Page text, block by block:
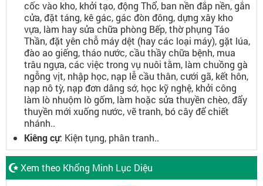
cốc vào kho, khởi tạo, động Thổ, ban nền đắp nền, gắn
cửa, đặt táng, kê gác, gác đòn đông, dựng xây kho
vựa, làm hay sửa chữa phòng Bếp, thờ phụng Táo
Thần, đặt yên chỗ máy dệt (hay các loại máy), gặt lúa,
đào ao giếng, tháo nước, cầu thầy chữa bệnh, mua
trâu ngựa, các việc trong vụ nuôi tằm, làm chuồng gà
ngỗng vịt, nhập học, nạp lễ cầu thân, cưới gã, kết hôn,
nạp nô tỳ, nạp đơn dâng sớ, học kỹ nghệ, khởi công
làm lò nhuộm lò gốm, làm hoặc sửa thuyền chèo, đẩy
thuyền mới xuống nước, vẽ tranh, bó cây để chiết
nhánh..
Kiêng cự: Kiện tụng, phân tranh..
Xem theo Khổng Minh Lục Diệu